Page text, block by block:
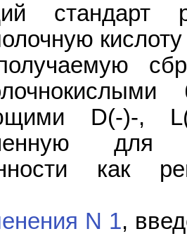
стандарт
D(-)-,
как
N 1,